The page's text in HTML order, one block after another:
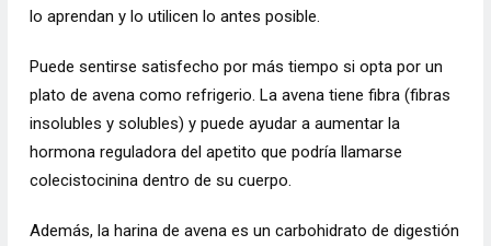
lo aprendan y lo utilicen lo antes posible.
Puede sentirse satisfecho por más tiempo si opta por un
plato de avena como refrigerio. La avena tiene fibra (fibras
insolubles y solubles) y puede ayudar a aumentar la
hormona reguladora del apetito que podría llamarse
colecistocinina dentro de su cuerpo.
Además, la harina de avena es un carbohidrato de digestión